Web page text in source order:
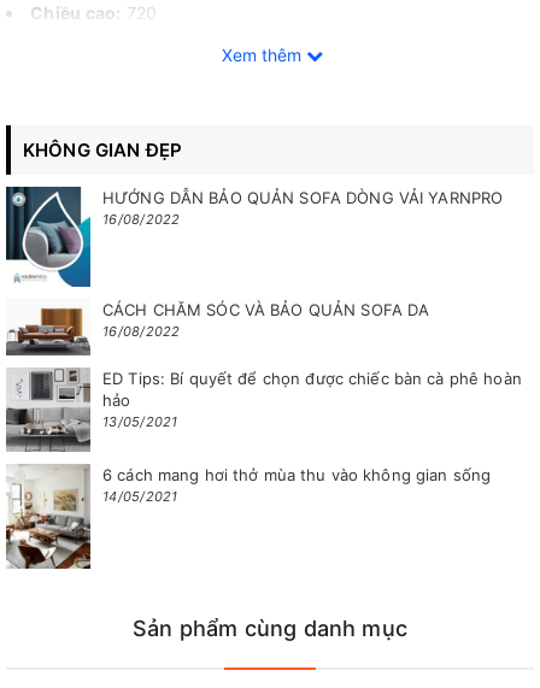
Chiều cao: 720
600
Chất liệu:
Chân ghế:
Chức năng đặc biệt:
Mã sản phẩm:
Xem thêm
KHÔNG GIAN ĐẸP
HƯỚNG DẪN BẢO QUẢN SOFA DÒNG VẢI YARNPRO
16/08/2022
CÁCH CHĂM SÓC VÀ BẢO QUẢN SOFA DA
16/08/2022
ED Tips: Bí quyết để chọn được chiếc bàn cà phê hoàn
hảo
13/05/2021
6 cách mang hơi thở mùa thu vào không gian sống
14/05/2021
Sản phẩm cùng danh mục